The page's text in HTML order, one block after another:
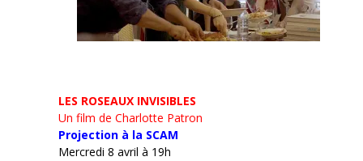
LES ROSEAUX INVISIBLES
Un film de Charlotte Patron
Projection à la SCAM
Mercredi 8 avril à 19h